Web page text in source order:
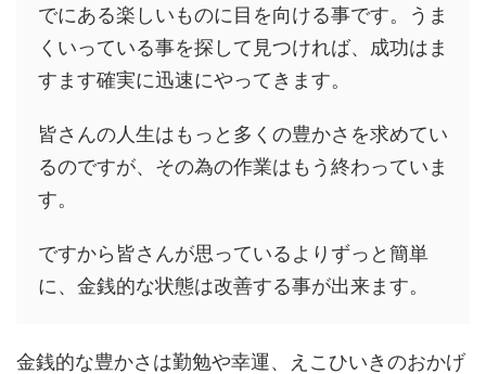
でにある楽しいものに目を向ける事です。うま
くいっている事を探して見つければ、成功はま
すます確実に迅速にやってきます。
皆さんの人生はもっと多くの豊かさを求めてい
るのですが、その為の作業はもう終わっていま
す。
ですから皆さんが思っているよりずっと簡単
に、金銭的な状態は改善する事が出来ます。
金銭的な豊かさは勤勉や幸運、えこひいきのおかげ